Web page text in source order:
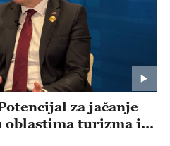
za jačanje
oblastima turizma i